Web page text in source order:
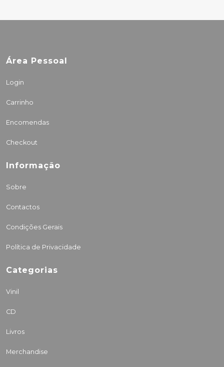
Área Pessoal
Login
Carrinho
Encomendas
Checkout
Informação
Sobre
Contactos
Condições Gerais
Política de Privacidade
Categorias
Vinil
CD
Livros
Merchandise